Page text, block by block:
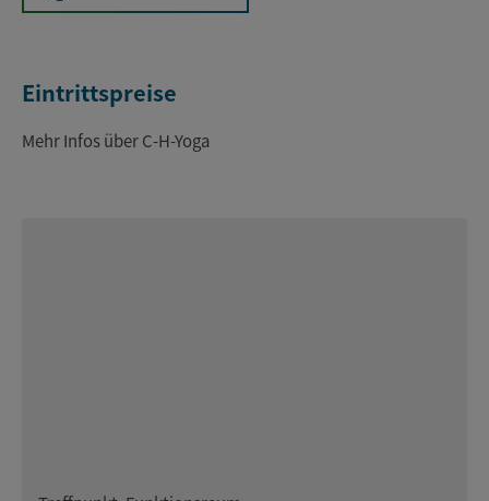
Eintrittspreise
Mehr Infos über C-H-Yoga